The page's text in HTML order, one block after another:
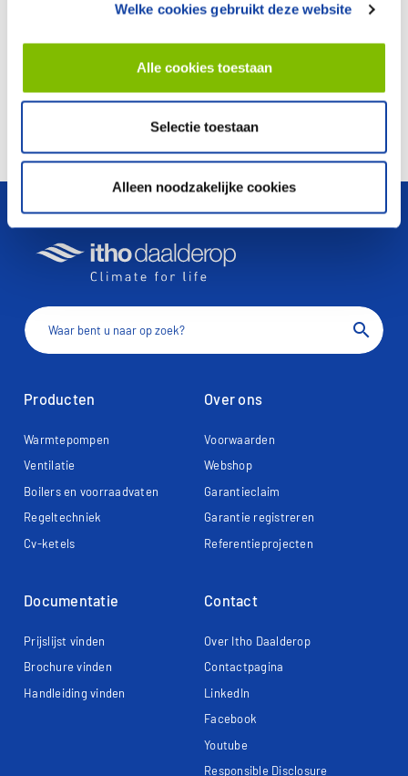
Welke cookies gebruikt deze website
Alle cookies toestaan
Selectie toestaan
Alleen noodzakelijke cookies
Reserveonderdelen zijn verkrijgbaar via uw
vertrouwde groothandel of via
orders@ithodaalderop.be.
arrow_upward
search
Producten
Warmtepompen
Ventilatie
Boilers en voorraadvaten
Regeltechniek
Cv-ketels
Over ons
Voorwaarden
Webshop
Garantieclaim
Garantie registreren
Referentieprojecten
Documentatie
Prijslijst vinden
Brochure vinden
Handleiding vinden
Contact
Over Itho Daalderop
Contactpagina
LinkedIn
Facebook
Youtube
Responsible Disclosure